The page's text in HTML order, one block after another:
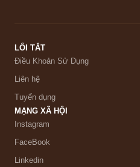
LỐI TẮT
Điều Khoản Sử Dụng
Liên hệ
Tuyển dụng
MẠNG XÃ HỘI
Instagram
FaceBook
Linkedin